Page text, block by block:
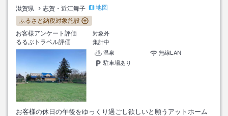
滋賀県 志賀・近江舞子
地図
ふるさと納税対象施設
お客様アンケート評価
対象外
るるぶトラベル評価
集計中
温泉
無線LAN
駐車場あり
お客様の休日の午後をゆっくり過ごし欲しいと願うアットホーム